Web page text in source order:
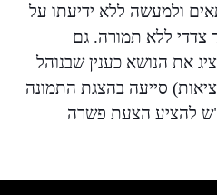
ולמעשה ללא ידיעתו על
צדדי ללא תמורה. גם
את הנושא כענין שבנוהל
סייעה בהצגת התמונה
להציע הצעת פשרה